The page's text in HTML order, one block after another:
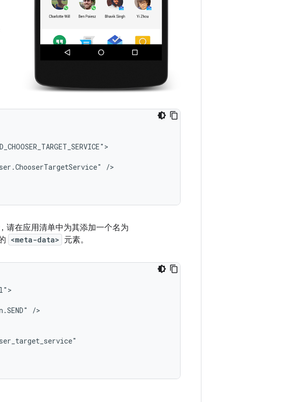
请在应用清单中为其添加一个名为
<meta-data> 元素。